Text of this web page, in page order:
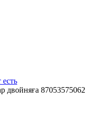
двойняға 87053575062